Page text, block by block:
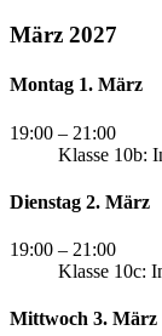
März 2027
Montag 1. März
19:00 – 21:00
Klasse 10b:
Dienstag 2. März
19:00 – 21:00
Klasse 10c:
Mittwoch 3. März